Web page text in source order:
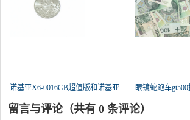
诺基亚X6-0016GB超值版和诺基亚
e66
眼镜蛇跑车gt500
留言与评论（共有 0 条评论）